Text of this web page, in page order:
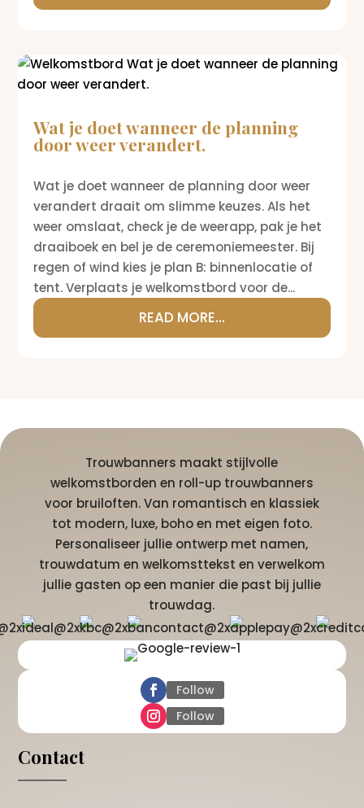
Wat je doet wanneer de planning
door weer verandert.
Wat je doet wanneer de planning door weer
verandert draait om slimme keuzes. Als het
weer omslaat, check je de weerapp, pak je het
draaiboek en bel je de ceremoniemeester. Bij
regen of wind kies je plan B: binnenlocatie of
tent. Verplaats je welkomstbord voor de...
READ MORE...
Trouwbanners maakt stijlvolle
welkomstborden en roll-up trouwbanners
voor bruiloften. Van romantisch en klassiek
tot modern, luxe, boho en met eigen foto.
Personaliseer jullie ontwerp met namen,
trouwdatum en welkomsttekst en verwelkom
jullie gasten op een manier die past bij jullie
trouwdag.
Follow
Follow
Contact